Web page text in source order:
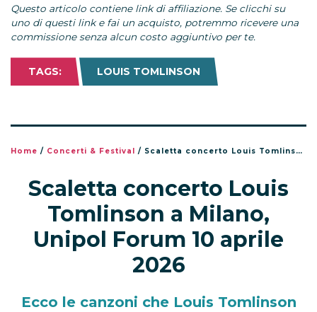
Questo articolo contiene link di affiliazione. Se clicchi su
uno di questi link e fai un acquisto, potremmo ricevere una
commissione senza alcun costo aggiuntivo per te.
TAGS: LOUIS TOMLINSON
Home / Concerti & Festival / Scaletta concerto Louis Tomlinson a Milano, Unipol Forum 10 aprile 2026
Scaletta concerto Louis
Tomlinson a Milano,
Unipol Forum 10 aprile
2026
Ecco le canzoni che Louis Tomlinson